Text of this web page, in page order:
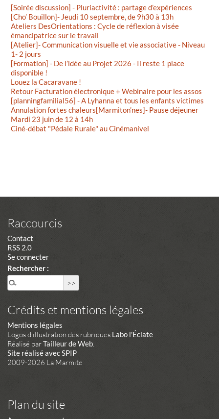
[Soirée discussion] - Pluriactivité : partage d’expériences
[Cho’ Bouillon]- Jeudi 10 septembre, de 9h30 à 13h
Ateliers DesOrientations : Cycle de réflexion à visée
émancipatrice sur le travail
[Atelier]- Communication visuelle et vie associative - Niveau
1- 2 jours
[Formation] - De l’idée au Projet 2026 - Il reste 1 place
disponible !
Louez la Cacaravane !
Retour Facturation électronique + Webinaire pour les assos
[planningfamilial56] - A Lyhanna et tous les enfants victimes
Annulation fortes chaleurs[Marmiton’nes]- Pause déjeuner
Mardi 23 juin de 12 à 14h
Ciné-débat "Pédale Rurale" au Cinémanivel
Raccourcis
Contact
RSS 2.0
Se connecter
Rechercher :
Crédits et mentions légales
Mentions légales
Logos d'illustration des rubriques Labo l'Éclate
Réalisé parTailleur de Web.
Site réalisé avec SPIP
2009-2026 La Marmite
Plan du site